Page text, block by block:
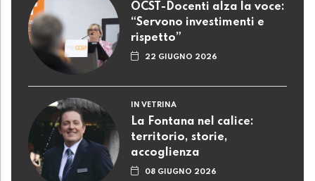
OCST-Docenti alza la voce:
“Servono investimenti e
rispetto”
22 GIUGNO 2026
IN VETRINA
La Fontana nel calice:
territorio, storie,
accoglienza
08 GIUGNO 2026